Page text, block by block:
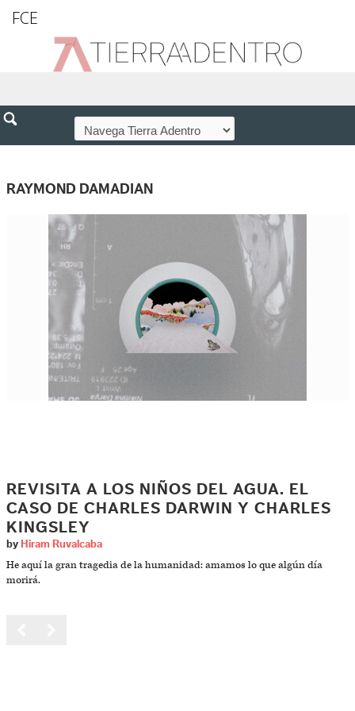
FCE
RAYMOND DAMADIAN
REVISITA A LOS NIÑOS DEL AGUA. EL
CASO DE CHARLES DARWIN Y CHARLES
KINGSLEY
by Hiram Ruvalcaba
He aquí la gran tragedia de la humanidad: amamos lo que algún día
morirá.